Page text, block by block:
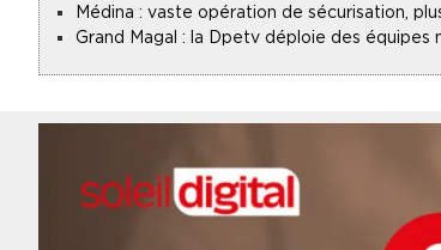
Médina : vaste opération de sécurisation,
Grand Magal : la Dpetv déploie des équipes